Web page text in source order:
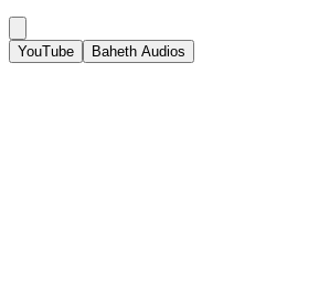
YouTube Baheth Audios